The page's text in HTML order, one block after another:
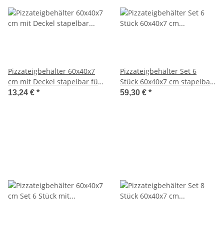
Pizzateigbehälter 60x40x7
cm mit Deckel stapelbar für
Pizzeria und Hobby
13,24 € *
Pizzateigbehälter Set 6
Stück 60x40x7 cm stapelbar
für Pizzeria & Hobby
59,30 € *